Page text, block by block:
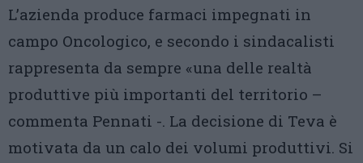
L’azienda produce farmaci impegnati in
campo Oncologico, e secondo i sindacalisti
rappresenta da sempre «una delle realtà
produttive più importanti del territorio –
commenta Pennati -. La decisione di Teva è
motivata da un calo dei volumi produttivi. Si